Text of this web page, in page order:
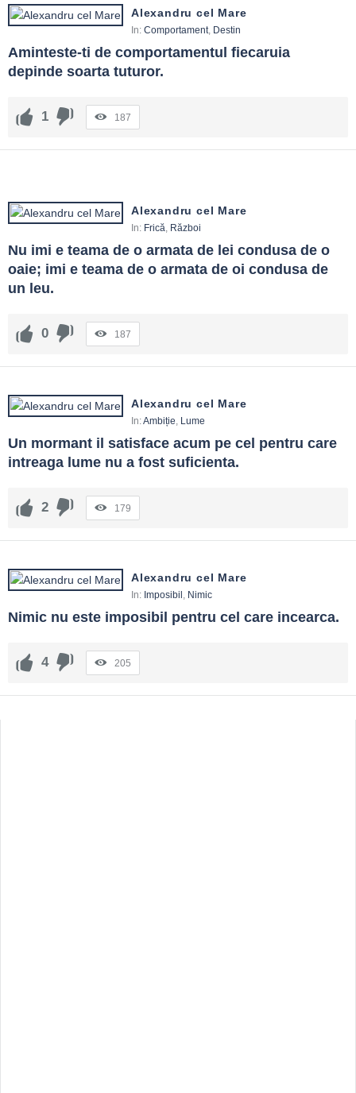
Alexandru cel Mare
In: Comportament Destin
Aminteste-ti de comportamentul fiecaruia
depinde soarta tuturor.
1 187
Alexandru cel Mare
In: Frică Război
Nu imi e teama de o armata de lei condusa de o
oaie; imi e teama de o armata de oi condusa de
un leu.
0 187
Alexandru cel Mare
In:Ambiție Lume
Un mormant il satisface acum pe cel pentru care
intreaga lume nu a fost suficienta.
2 179
Alexandru cel Mare
In: Imposibil Nimic
Nimic nu este imposibil pentru cel care incearca.
4 205